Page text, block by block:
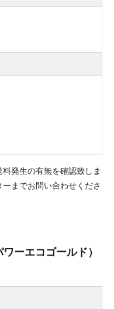
発生の有無を確認致しま
までお問い合わせくださ
ーエコゴールド）